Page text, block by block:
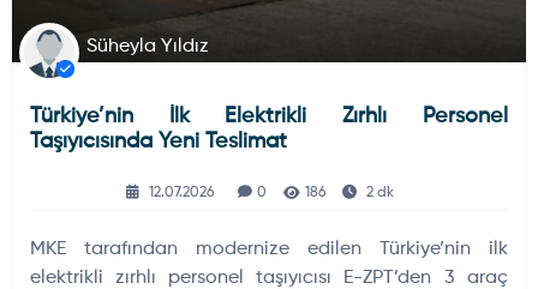
Süheyla Yıldız
Türkiye’nin İlk Elektrikli Zırhlı Personel
Taşıyıcısında Yeni Teslimat
12.07.2026 0 186 2 dk
MKE tarafından modernize edilen Türkiye’nin ilk
elektrikli zırhlı personel taşıyıcısı E-ZPT’den 3 araç